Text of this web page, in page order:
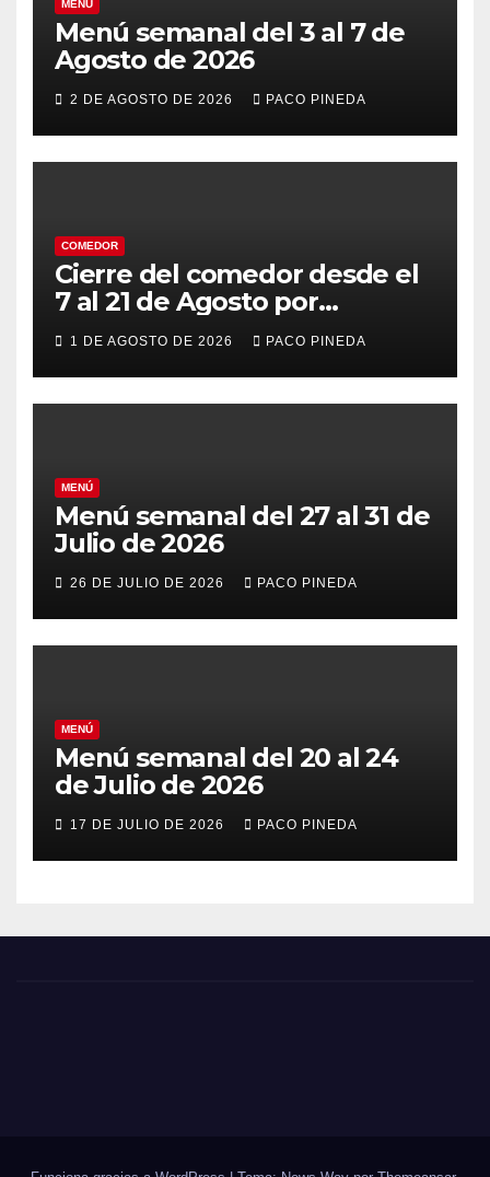
MENÚ
Menú semanal del 3 al 7 de
Agosto de 2026
2 DE AGOSTO DE 2026 PACO PINEDA
COMEDOR
Cierre del comedor desde el
7 al 21 de Agosto por
vacaciones
1 DE AGOSTO DE 2026 PACO PINEDA
MENÚ
Menú semanal del 27 al 31 de
Julio de 2026
26 DE JULIO DE 2026 PACO PINEDA
MENÚ
Menú semanal del 20 al 24
de Julio de 2026
17 DE JULIO DE 2026 PACO PINEDA